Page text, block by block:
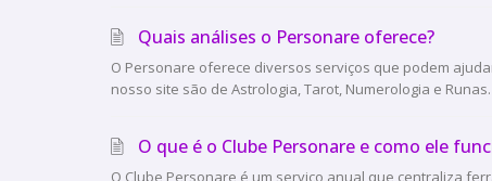
Quais análises o Personare oferece?
O Personare oferece diversos serviços que podem
nosso site são de Astrologia, Tarot, Numerologia e
O que é o Clube Personare e como ele
O Clube Personare é um serviço anual que centraliza